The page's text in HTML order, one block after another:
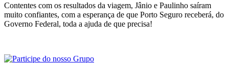
Contentes com os resultados da viagem, Jânio e Paulinho saíram
muito confiantes, com a esperança de que Porto Seguro receberá, do
Governo Federal, toda a ajuda de que precisa!